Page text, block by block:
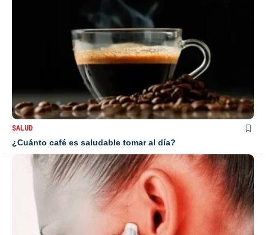
SALUD
¿Cuánto café es saludable tomar al día?